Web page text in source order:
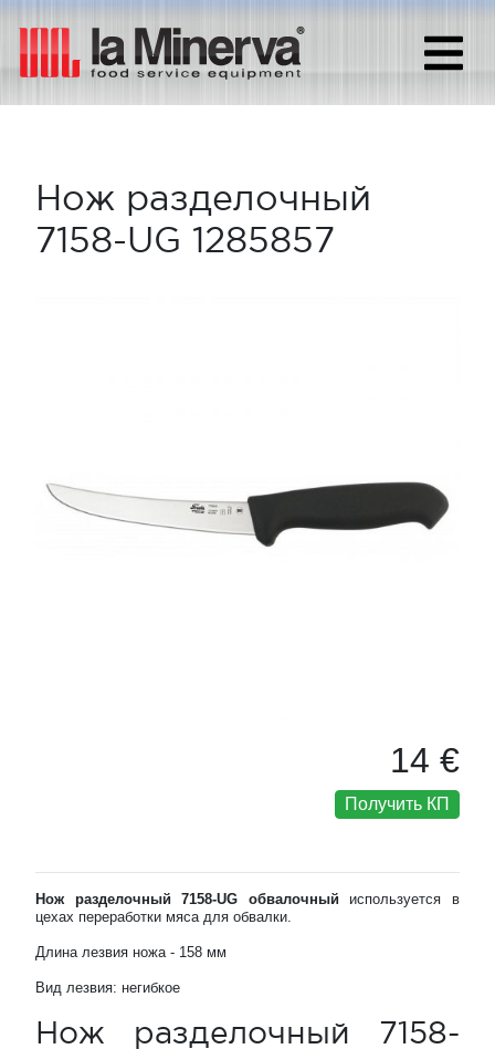
Нож разделочный
7158-UG 1285857
14 €
Получить КП
Нож разделочный 7158-UG обвалочный используется в
цехах переработки мяса для обвалки.
Длина лезвия ножа - 158 мм
Вид лезвия: негибкое
Нож разделочный 7158-